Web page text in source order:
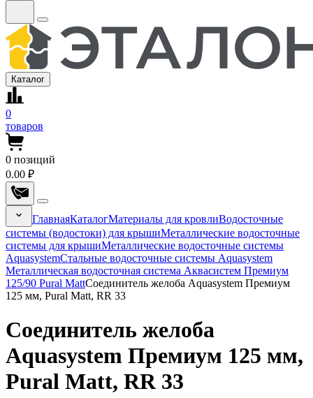
Каталог
0
товаров
0 позиций
0.00 ₽
ГлавнаяКаталогМатериалы для кровлиВодосточные
системы (водостоки) для крышиМеталлические водосточные
системы для крышиМеталлические водосточные системы
AquasystemСтальные водосточные системы Aquasystem
Металлическая водосточная система Аквасистем Премиум
125/90 Pural MattСоединитель желоба Aquasystem Премиум
125 мм, Pural Matt, RR 33
Соединитель желоба
Aquasystem Премиум 125 мм,
Pural Matt, RR 33